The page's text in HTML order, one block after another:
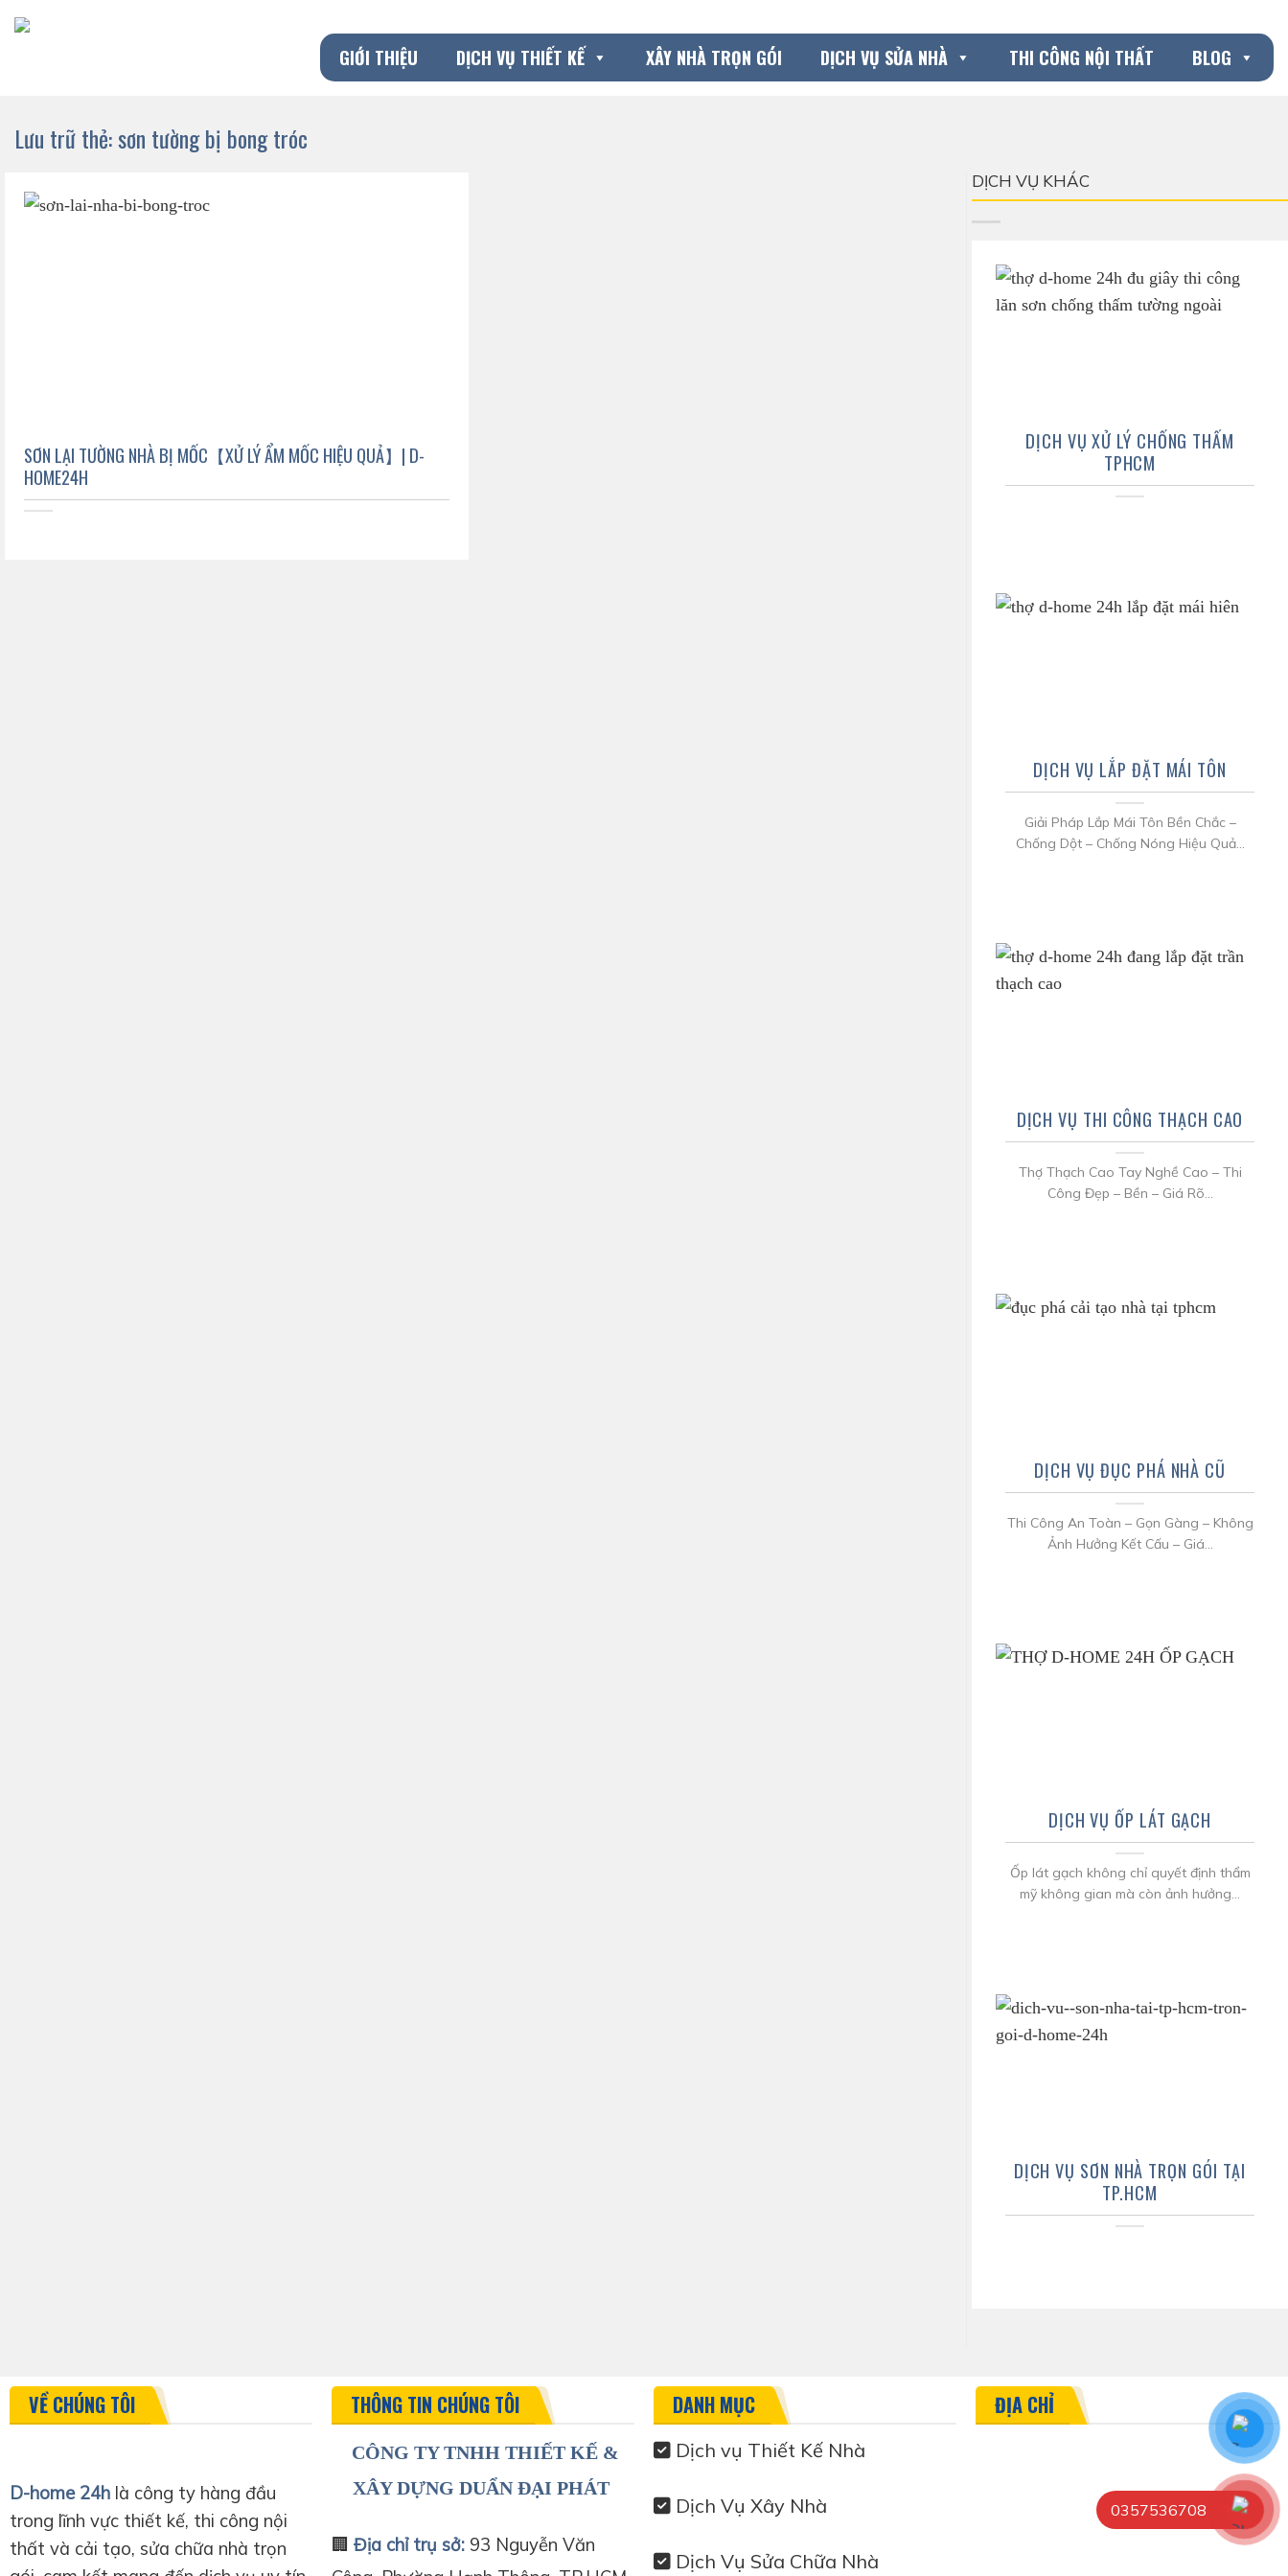
Chuyển
đến
GIỚI THIỆU DỊCH VỤ THIẾT KẾ XÂY NHÀ TRỌN GÓI DỊCH VỤ SỬA NHÀ THI CÔNG NỘI THẤT BLOG
Lưu trữ thẻ:sơn tường bị bong tróc
SƠN LẠI TƯỜNG NHÀ BỊ MỐC【XỬ LÝ ẨM MỐC HIỆU QUẢ】| D-
HOME24H
DỊCH VỤ KHÁC
DỊCH VỤ XỬ LÝ CHỐNG THẤM
TPHCM
DỊCH VỤ LẮP ĐẶT MÁI TÔN
Giải Pháp Lắp Mái Tôn Bền Chắc –
Chống Dột – Chống Nóng Hiệu Quả...
DỊCH VỤ THI CÔNG THẠCH CAO
Thợ Thạch Cao Tay Nghề Cao – Thi
Công Đẹp – Bền – Giá Rõ...
DỊCH VỤ ĐỤC PHÁ NHÀ CŨ
Thi Công An Toàn – Gọn Gàng – Không
Ảnh Hưởng Kết Cấu – Giá...
DỊCH VỤ ỐP LÁT GẠCH
Ốp lát gạch không chỉ quyết định thẩm
mỹ không gian mà còn ảnh hưởng...
DỊCH VỤ SƠN NHÀ TRỌN GÓI TẠI
TP.HCM
VỀ CHÚNG TÔI
D-home 24h là công ty hàng đầu
trong lĩnh vực thiết kế, thi công nội
thất và cải tạo, sửa chữa nhà trọn
THÔNG TIN CHÚNG TÔI
CÔNG TY TNHH THIẾT KẾ &
XÂY DỰNG DUẨN ĐẠI PHÁT
🏢 Địa chỉ trụ sở: 93 Nguyễn Văn
DANH MỤC
Dịch vụ Thiết Kế Nhà
Dịch Vụ Xây Nhà
Dịch Vụ Sửa Chữa Nhà
ĐỊA CHỈ
0357536708